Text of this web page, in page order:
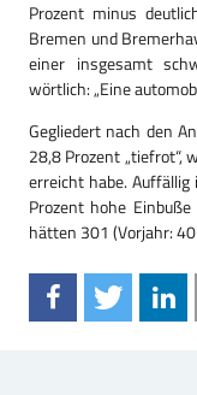
Prozent minus
Bremen und
einer insgesamt
wörtlich: „Eine
Gegliedert nach den
28,8 Prozent „tiefrot“,
erreicht habe.
Prozent hohe
hätten 301 (Vorjahr: